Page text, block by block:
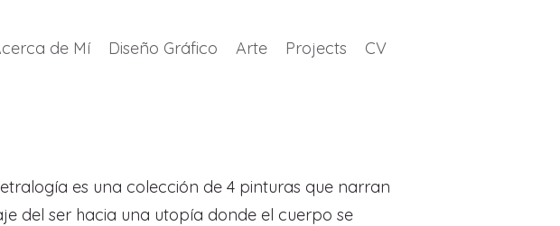
de Mí Diseño Gráfico Arte Projects CV
es una colección de 4 pinturas que narran
del ser hacia una utopía donde el cuerpo se